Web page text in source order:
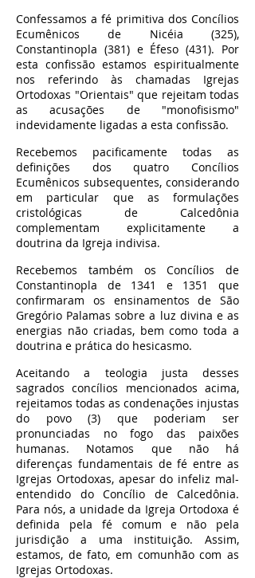
Confessamos a fé primitiva dos Concílios
Ecumênicos de Nicéia (325),
Constantinopla (381) e Éfeso (431). Por
esta confissão estamos espiritualmente
nos referindo às chamadas Igrejas
Ortodoxas "Orientais" que rejeitam todas
as acusações de "monofisismo"
indevidamente ligadas a esta confissão.
Recebemos pacificamente todas as
definições dos quatro Concílios
Ecumênicos subsequentes, considerando
em particular que as formulações
cristológicas de Calcedônia
complementam explicitamente a
doutrina da Igreja indivisa.
Recebemos também os Concílios de
Constantinopla de 1341 e 1351 que
confirmaram os ensinamentos de São
Gregório Palamas sobre a luz divina e as
energias não criadas, bem como toda a
doutrina e prática do hesicasmo.
Aceitando a teologia justa desses
sagrados concílios mencionados acima,
rejeitamos todas as condenações injustas
do povo (3) que poderiam ser
pronunciadas no fogo das paixões
humanas. Notamos que não há
diferenças fundamentais de fé entre as
Igrejas Ortodoxas, apesar do infeliz mal-
entendido do Concílio de Calcedônia.
Para nós, a unidade da Igreja Ortodoxa é
definida pela fé comum e não pela
jurisdição a uma instituição. Assim,
estamos, de fato, em comunhão com as
Igrejas Ortodoxas.